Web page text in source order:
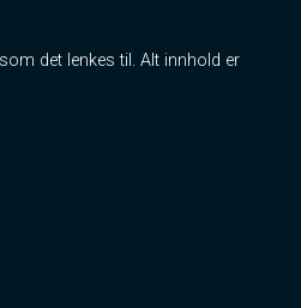
det lenkes til. Alt innhold er